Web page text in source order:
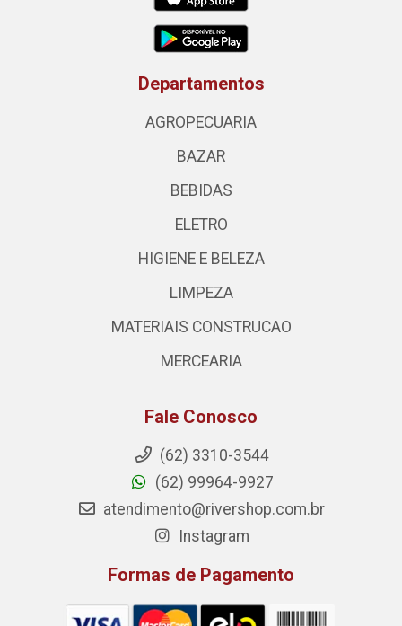
Departamentos
AGROPECUARIA
BAZAR
BEBIDAS
ELETRO
HIGIENE E BELEZA
LIMPEZA
MATERIAIS CONSTRUCAO
MERCEARIA
Fale Conosco
(62) 3310-3544
(62) 99964-9927
atendimento@rivershop.com.br
Instagram
Formas de Pagamento